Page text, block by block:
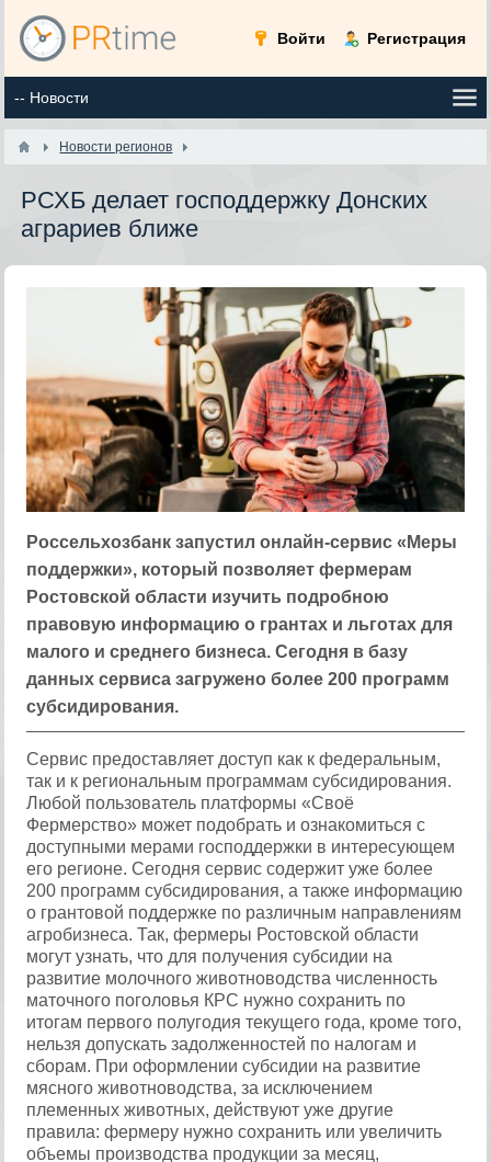
Войти Регистрация
Новости регионов
РСХБ делает господдержку Донских
аграриев ближе
Россельхозбанк запустил онлайн-сервис «Меры
поддержки», который позволяет фермерам
Ростовской области изучить подробною
правовую информацию о грантах и льготах для
малого и среднего бизнеса. Сегодня в базу
данных сервиса загружено более 200 программ
субсидирования.
Сервис предоставляет доступ как к федеральным,
так и к региональным программам субсидирования.
Любой пользователь платформы «Своё
Фермерство» может подобрать и ознакомиться с
доступными мерами господдержки в интересующем
его регионе. Сегодня сервис содержит уже более
200 программ субсидирования, а также информацию
о грантовой поддержке по различным направлениям
агробизнеса. Так, фермеры Ростовской области
могут узнать, что для получения субсидии на
развитие молочного животноводства численность
маточного поголовья КРС нужно сохранить по
итогам первого полугодия текущего года, кроме того,
нельзя допускать задолженностей по налогам и
сборам. При оформлении субсидии на развитие
мясного животноводства, за исключением
племенных животных, действуют уже другие
правила: фермеру нужно сохранить или увеличить
объемы производства продукции за месяц,